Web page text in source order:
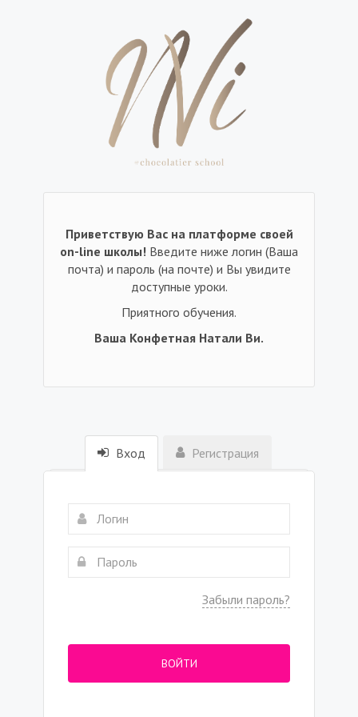
Приветствую Вас на платформе своей
on-line школы! Введите ниже логин (Ваша
почта) и пароль (на почте) и Вы увидите
доступные уроки.
Приятного обучения.
Ваша Конфетная Натали Ви.
Вход Регистрация
Забыли пароль?
ВОЙТИ